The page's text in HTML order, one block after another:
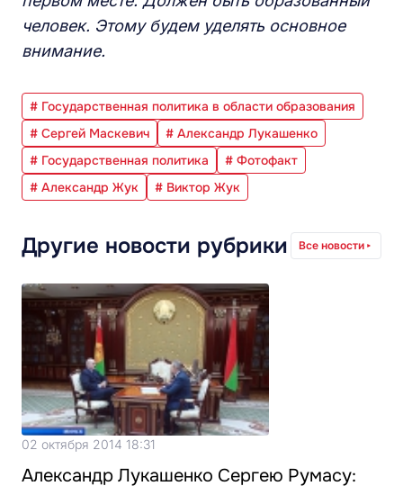
человек. Этому будем уделять основное
внимание.
# Государственная политика в области образования
# Сергей Маскевич
# Александр Лукашенко
# Государственная политика
# Фотофакт
# Александр Жук
# Виктор Жук
Другие новости рубрики Все новости
02 октября 2014 18:31
Александр Лукашенко Сергею Румасу: